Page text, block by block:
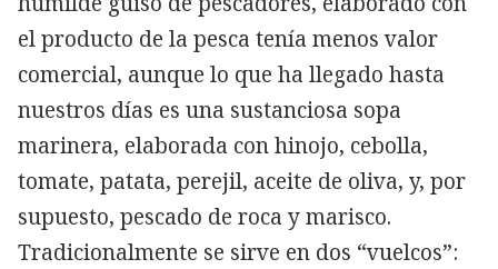
el producto de la pesca tenía menos valor
comercial, aunque lo que ha llegado hasta
nuestros días es una sustanciosa sopa
marinera, elaborada con hinojo, cebolla,
tomate, patata, perejil, aceite de oliva, y, por
supuesto, pescado de roca y marisco.
Tradicionalmente se sirve en dos “vuelcos”: